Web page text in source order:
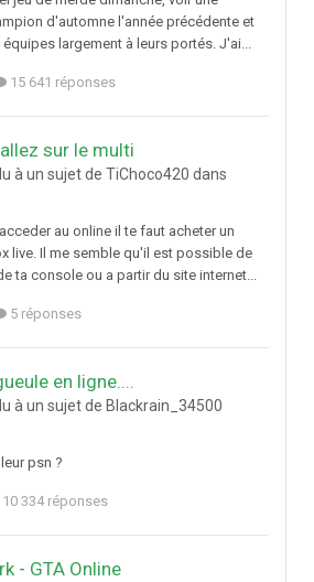
d'automne l'année précédente et
largement à leurs portés. J'ai...
15 641 réponses
sur le multi
à un sujet de TiChoco420 dans
au online il te faut acheter un
live. Il me semble qu'il est possible de
ta console ou a partir du site internet...
5 réponses
en ligne....
à un sujet de Blackrain_34500
psn ?
10 334 réponses
- GTA Online